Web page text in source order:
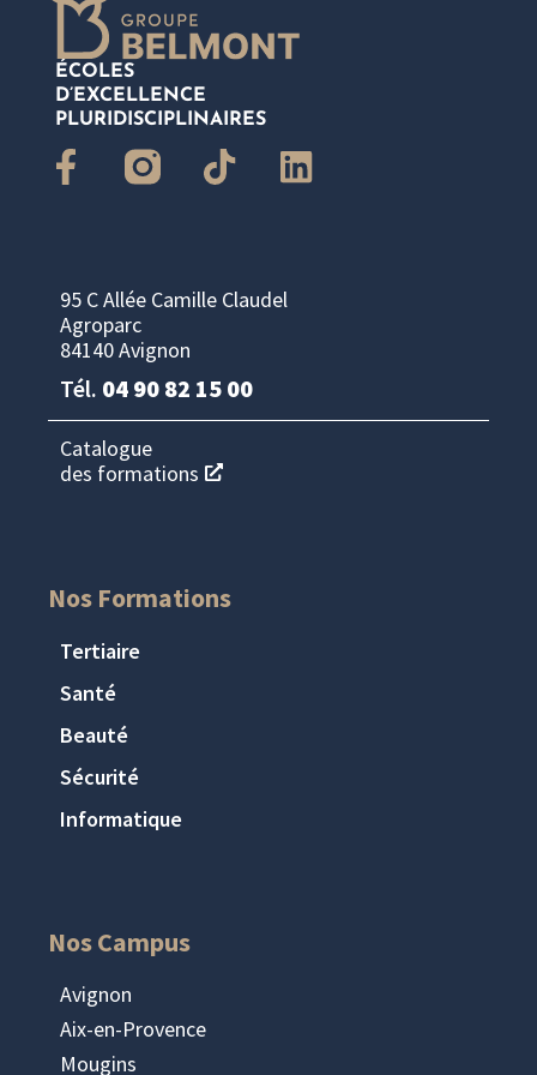
ÉCOLES
D’EXCELLENCE
PLURIDISCIPLINAIRES
95 C Allée Camille Claudel
Agroparc
84140 Avignon
Tél. 04 90 82 15 00
Catalogue
des formations
Nos Formations
Tertiaire
Santé
Beauté
Sécurité
Informatique
Nos Campus
Avignon
Aix-en-Provence
Mougins